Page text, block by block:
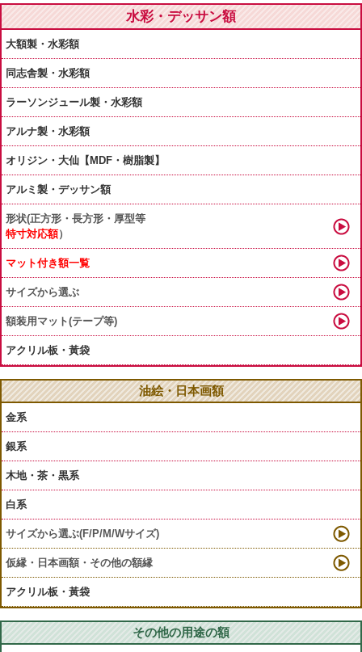
水彩・デッサン額
大額製・水彩額
同志舎製・水彩額
ラーソンジュール製・水彩額
アルナ製・水彩額
オリジン・大仙【MDF・樹脂製】
アルミ製・デッサン額
形状(正方形・長方形・厚型等
特寸対応額）
マット付き額一覧
サイズから選ぶ
額装用マット(テープ等)
アクリル板・黃袋
油絵・日本画額
金系
銀系
木地・茶・黒系
白系
サイズから選ぶ(F/P/M/Wサイズ)
仮縁・日本画額・その他の額縁
アクリル板・黃袋
その他の用途の額